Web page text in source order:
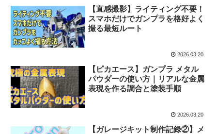
【直感撮影】ライティング不要！
スマホだけでガンプラを格好よく
撮る最短ルート
2026.03.20
【ピカエース】ガンプラ メタル
パウダーの使い方｜リアルな金属
表現を作る調合と塗装手順
2026.03.20
【ガレージキット制作記録②】メ